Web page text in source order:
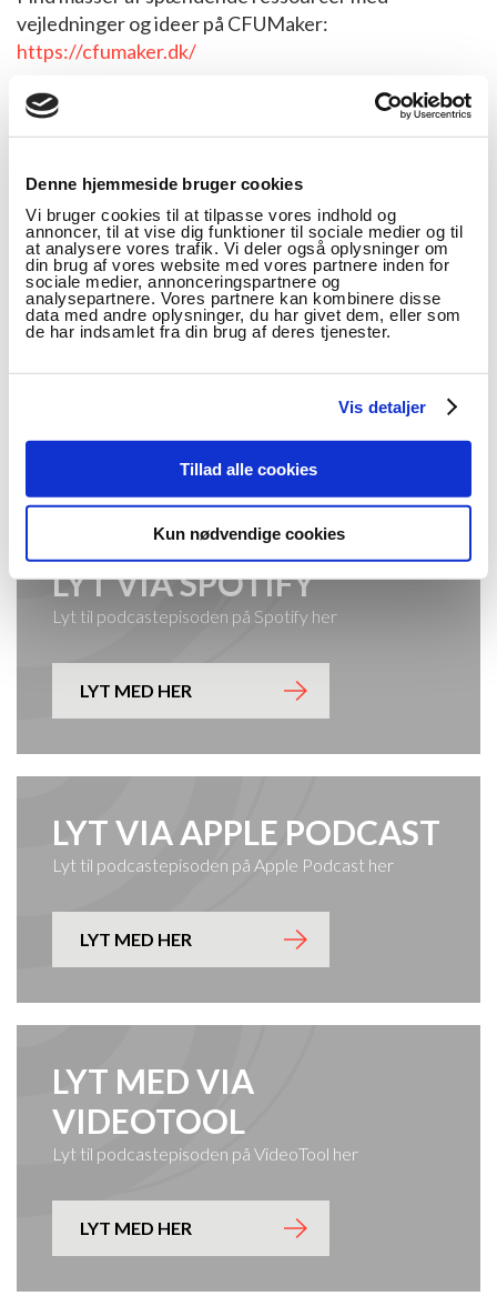
Denne hjemmeside bruger cookies
Vi bruger cookies til at tilpasse vores indhold og
annoncer, til at vise dig funktioner til sociale medier og til
at analysere vores trafik. Vi deler også oplysninger om
din brug af vores website med vores partnere inden for
sociale medier, annonceringspartnere og
analysepartnere. Vores partnere kan kombinere disse
data med andre oplysninger, du har givet dem, eller som
de har indsamlet fra din brug af deres tjenester.
Vis detaljer
Tillad alle cookies
Kun nødvendige cookies
vejledninger og ideer på CFUMaker:
https://cfumaker.dk/
LYT VIA SPOTIFY
Lyt til podcastepisoden på Spotify her
LYT MED HER
LYT VIA APPLE PODCAST
Lyt til podcastepisoden på Apple Podcast her
LYT MED HER
LYT MED VIA
VIDEOTOOL
Lyt til podcastepisoden på VideoTool her
LYT MED HER